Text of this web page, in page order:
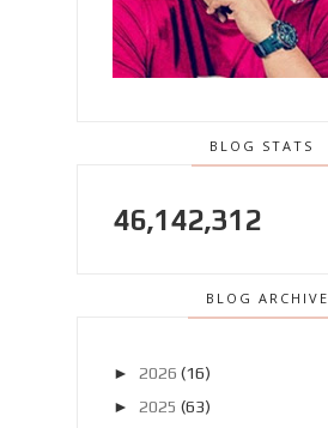
BLOG STATS
46,142,312
BLOG ARCHIVE
► 2026 (16)
► 2025 (63)